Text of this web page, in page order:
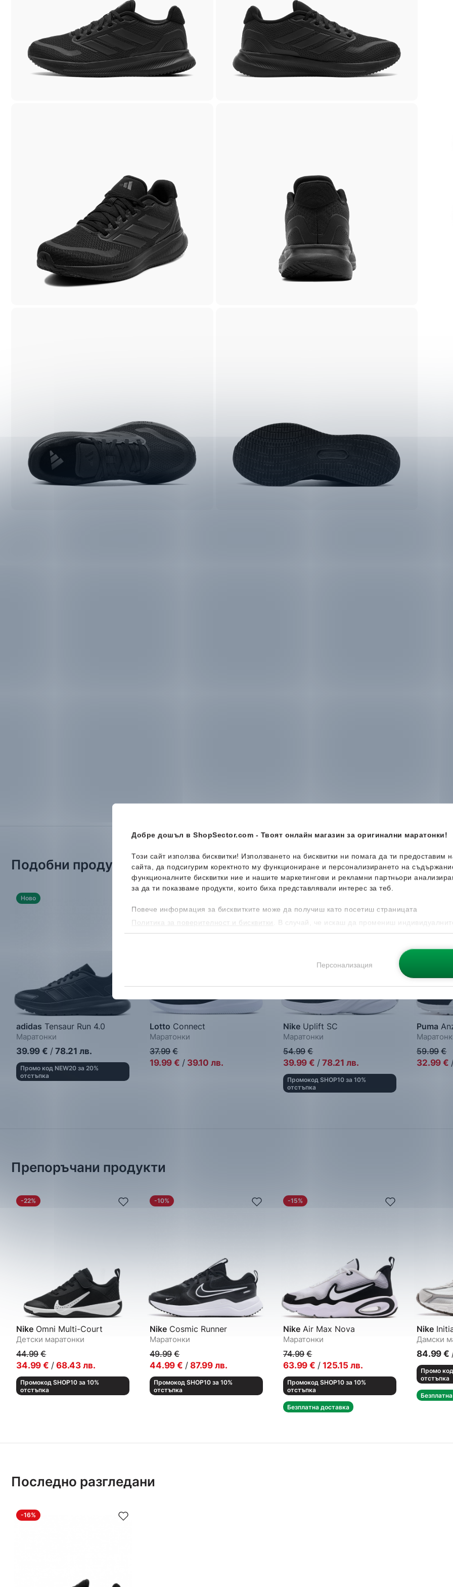
Добре дошъл в ShopSector.com - Твоят онлайн магазин за оригинални маратонки!
Този сайт използва бисквитки! Използването на бисквитки ни помага да ти предоставим
сайта, да подсигурим коректното му функциониране и персонализирането на
функционалните бисквитки ние и нашите маркетингови и рекламни партньори
за да ти показваме продукти, които биха представлявали интерес за теб.
Повече информация за бисквитките може да получиш като посетиш страницата
Политика за поверителност и бисквитки
. В случай, че искаш да промениш
бисквитките, можеш да го направиш от опцията за Персонализация.
Персонализация
Подобни продукти
Ново
adidas Tensaur Run 4.0
Маратонки
39.99 € / 78.21 лв.
Промо код NEW20 за 20%
отстъпка
Lotto Connect
Маратонки
37.99 €
19.99 € / 39.10 лв.
Nike Uplift SC
Маратонки
54.99 €
39.99 € / 78.21 лв.
Промокод SHOP10 за 10%
отстъпка
Puma
59.99 €
32.99 €
Препоръчани продукти
-22%
Nike Omni Multi-Court
Детски маратонки
44.99 €
34.99 € / 68.43 лв.
Промокод SHOP10 за 10%
отстъпка
-10%
Nike Cosmic Runner
Маратонки
49.99 €
44.99 € / 87.99 лв.
Промокод SHOP10 за 10%
отстъпка
-15%
Nike Air Max Nova
Маратонки
74.99 €
63.99 € / 125.15 лв.
Промокод SHOP10 за 10%
отстъпка
Безплатна доставка
Nike
Дамски
84.99 €
Промо
отстъпка
Последно разгледани
-16%